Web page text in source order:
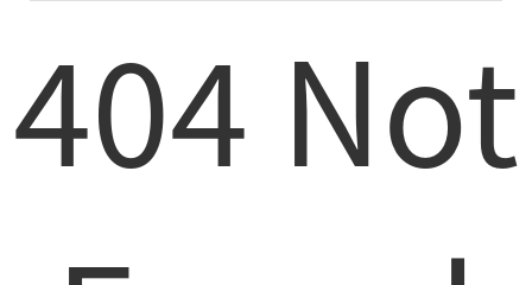
404 Not